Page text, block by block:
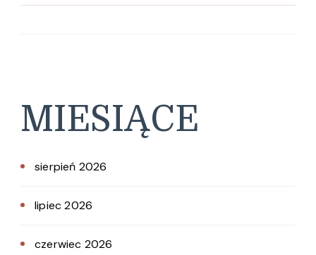
MIESIĄCE
sierpień 2026
lipiec 2026
czerwiec 2026